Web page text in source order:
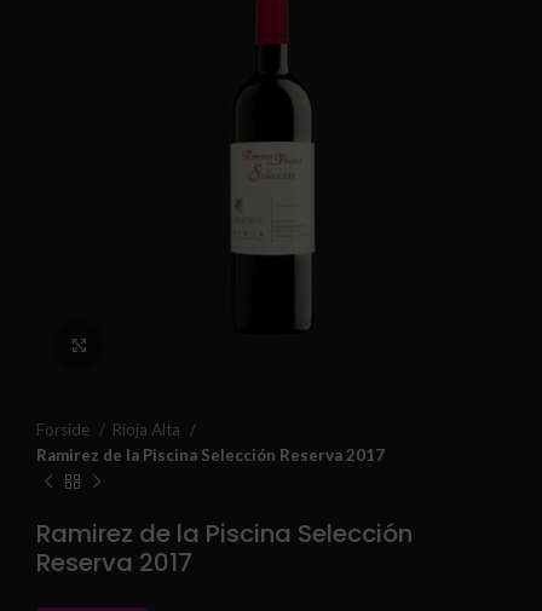
Forside
Rioja Alta
Ramirez de la Piscina Selección Reserva 2017
Ramirez de la Piscina Selección
Reserva 2017